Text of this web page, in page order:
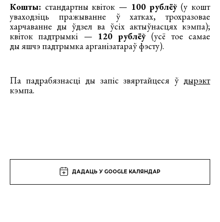
Кошты: cтандартны квiток — 100 рублёў(у кошт
уваходзіць пражыванне ў хатках, трохразовае
харчаванне ды ўдзел ва ўсiх актыўнасцях кэмпа);
квiток падтрымкі — 120 рублёў(усё тое самае
ды яшчэ падтрымка арганiзатараў фэсту).
Па падрабязнасцi ды запiс звяртайцеся ў дырэкт
кэмпа.
ДАДАЦЬ У GOOGLE КАЛЯНДАР